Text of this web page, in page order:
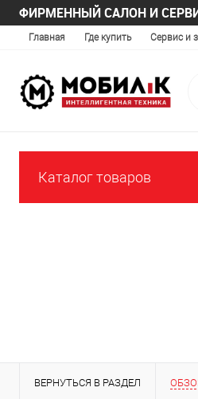
ФИРМЕННЫЙ САЛОН И
Главная Где купить Сервис и
Каталог товаров
ВЕРНУТЬСЯ В РАЗДЕЛ